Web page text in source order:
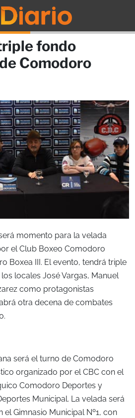
fondo
Comodoro
momento para la velada
el Club Boxeo Comodoro
Boxea III. El evento, tendrá triple
locales José Vargas, Manuel
como protagonistas
otra decena de combates
será el turno de Comodoro
organizado por el CBC con el
Comodoro Deportes y
Municipal. La velada será
el Gimnasio Municipal Nº1, con